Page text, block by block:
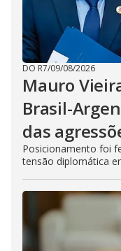
DO R7/09/08/2026
Mauro
Brasil-
das
Posicionamento foi
tensão diplomática